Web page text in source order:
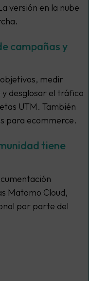
versión en la nube
campañas y
medir
desglosar el tráfico
UTM. También
para ecommerce.
tiene
Matomo Cloud,
por parte del